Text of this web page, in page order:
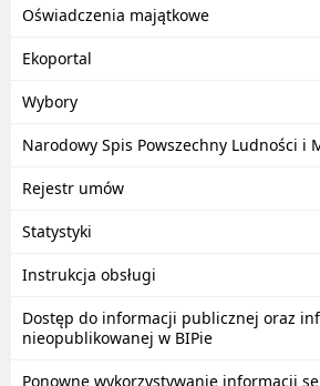
Oświadczenia majątkowe
Ekoportal
Wybory
Narodowy Spis Powszechny Ludności i
Rejestr umów
Statystyki
Instrukcja obsługi
Dostęp do informacji publicznej oraz
nieopublikowanej w BIPie
Ponowne wykorzystywanie informacji